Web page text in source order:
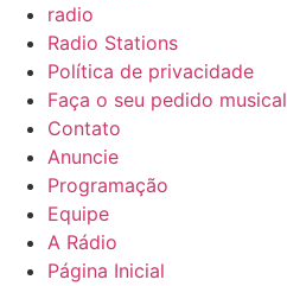
radio
Radio Stations
Política de privacidade
Faça o seu pedido musical
Contato
Anuncie
Programação
Equipe
A Rádio
Página Inicial